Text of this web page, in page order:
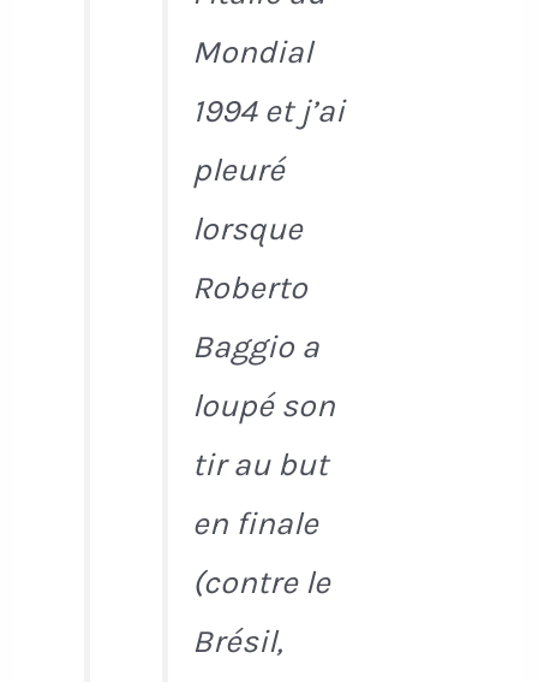
Mondial
1994 et j’ai
pleuré
lorsque
Roberto
Baggio a
loupé son
tir au but
en finale
(contre le
Brésil,